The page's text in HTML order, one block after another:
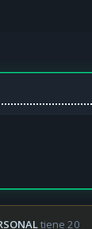
tiene 20